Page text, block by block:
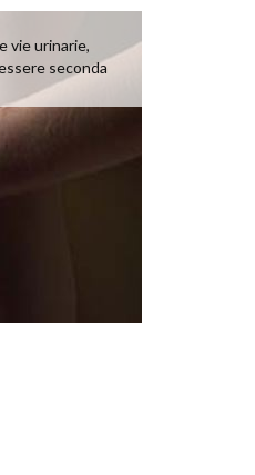
vie urinarie,
seconda